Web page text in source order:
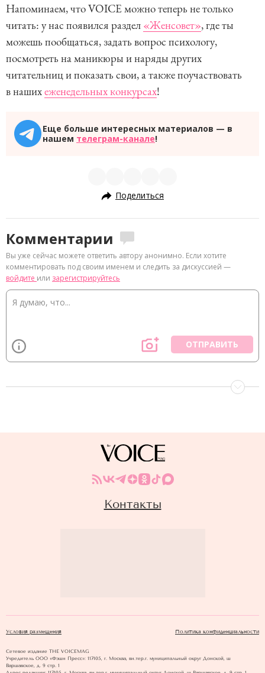
Напоминаем, что VOICE можно теперь не только
читать: у нас появился раздел «Женсовет», где ты
можешь пообщаться, задать вопрос психологу,
посмотреть на маникюры и наряды других
читательниц и показать свои, а также поучаствовать
в нашихеженедельных конкурсах!
Еще больше интересных материалов — в
нашем телеграм-канале!
Поделиться
Комментарии
Вы уже сейчас можете ответить автору анонимно. Если хотите
комментировать под своим именем и следить за дискуссией —
войдите или зарегистрируйтесь
ОТПРАВИТЬ
Контакты
Условия размещения Политика конфиденциальности
Сетевое издание THE VOICEMAG
Учредитель ООО «Фэшн Пресс»: 117105, г. Москва, вн.тер.г. муниципальный округ Донской, ш
Варшавское, д. 9 стр. 1